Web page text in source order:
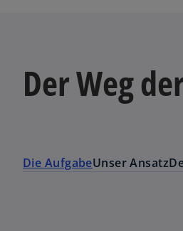
Der Weg
Die AufgabeUnser Ansatz